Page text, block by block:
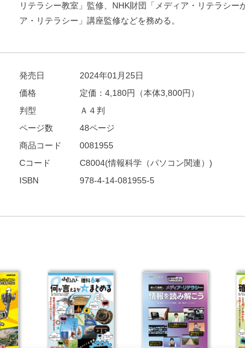
リテラシー教室」監修、NHK財団「メディア・リテラシー
ア・リテラシー」講座監修などを務める。
発売日
2024年01月25日
価格
定価： 4,180円（本体3,800円）
判型
Ａ４判
ページ数
48ページ
商品コード
0081955
Cコード
C8004(情報科学（パソコン関連）)
ISBN
978-4-14-081955-5